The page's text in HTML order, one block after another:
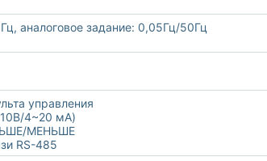
аналоговое задание: 0,05Гц/50Гц
управления
4~20 мА)
МЕНЬШЕ
RS-485